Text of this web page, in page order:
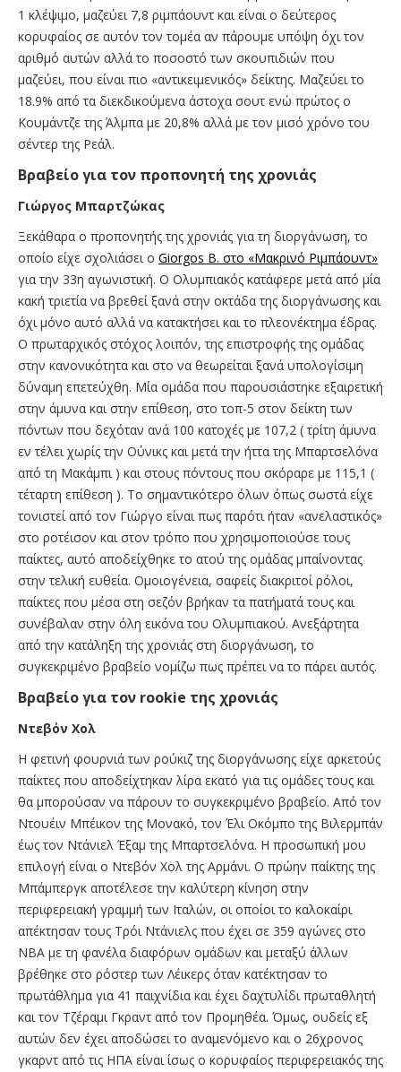
1 κλέψιμο, μαζεύει 7,8 ριμπάουντ και είναι ο δεύτερος
κορυφαίος σε αυτόν τον τομέα αν πάρουμε υπόψη όχι τον
αριθμό αυτών αλλά το ποσοστό των σκουπιδιών που
μαζεύει, που είναι πιο «αντικειμενικός» δείκτης. Μαζεύει το
18.9% από τα διεκδικούμενα άστοχα σουτ ενώ πρώτος ο
Κουμάντζε της Άλμπα με 20,8% αλλά με τον μισό χρόνο του
σέντερ της Ρεάλ.
Βραβείο για τον προπονητή της χρονιάς
Γιώργος Μπαρτζώκας
Ξεκάθαρα ο προπονητής της χρονιάς για τη διοργάνωση, το
οποίο είχε σχολιάσει ο Giorgos B. στο «Μακρινό Ριμπάουντ»
για την 33η αγωνιστική. O Ολυμπιακός κατάφερε μετά από μία
κακή τριετία να βρεθεί ξανά στην οκτάδα της διοργάνωσης και
όχι μόνο αυτό αλλά να κατακτήσει και το πλεονέκτημα έδρας.
Ο πρωταρχικός στόχος λοιπόν, της επιστροφής της ομάδας
στην κανονικότητα και στο να θεωρείται ξανά υπολογίσιμη
δύναμη επετεύχθη. Μία ομάδα που παρουσιάστηκε εξαιρετική
στην άμυνα και στην επίθεση, στο τοπ-5 στον δείκτη των
πόντων που δεχόταν ανά 100 κατοχές με 107,2 ( τρίτη άμυνα
εν τέλει χωρίς την Ούνικς και μετά την ήττα της Μπαρτσελόνα
από τη Μακάμπι ) και στους πόντους που σκόραρε με 115,1 (
τέταρτη επίθεση ). Το σημαντικότερο όλων όπως σωστά είχε
τονιστεί από τον Γιώργο είναι πως παρότι ήταν «ανελαστικός»
στο ροτέισον και στον τρόπο που χρησιμοποιούσε τους
παίκτες, αυτό αποδείχθηκε το ατού της ομάδας μπαίνοντας
στην τελική ευθεία. Ομοιογένεια, σαφείς διακριτοί ρόλοι,
παίκτες που μέσα στη σεζόν βρήκαν τα πατήματά τους και
συνέβαλαν στην όλη εικόνα του Ολυμπιακού. Ανεξάρτητα
από την κατάληξη της χρονιάς στη διοργάνωση, το
συγκεκριμένο βραβείο νομίζω πως πρέπει να το πάρει αυτός.
Βραβείο για τον rookie της χρονιάς
Ντεβόν Χολ
Η φετινή φουρνιά των ρούκιζ της διοργάνωσης είχε αρκετούς
παίκτες που αποδείχτηκαν λίρα εκατό για τις ομάδες τους και
θα μπορούσαν να πάρουν το συγκεκριμένο βραβείο. Από τον
Ντουέιν Μπέικον της Μονακό, τον Έλι Οκόμπο της Βιλερμπάν
έως τον Ντάνιελ Έξαμ της Μπαρτσελόνα. Η προσωπική μου
επιλογή είναι ο Ντεβόν Χολ της Αρμάνι. Ο πρώην παίκτης της
Mπάμπεργκ αποτέλεσε την καλύτερη κίνηση στην
περιφερειακή γραμμή των Ιταλών, οι οποίοι το καλοκαίρι
απέκτησαν τους Τρόι Ντάνιελς που έχει σε 359 αγώνες στο
ΝΒΑ με τη φανέλα διαφόρων ομάδων και μεταξύ άλλων
βρέθηκε στο ρόστερ των Λέικερς όταν κατέκτησαν το
πρωτάθλημα για 41 παιχνίδια και έχει δαχτυλίδι πρωταθλητή
και τον Τζέραμι Γκραντ από τον Προμηθέα. Όμως, ουδείς εξ
αυτών δεν έχει αποδώσει το αναμενόμενο και ο 26χρονος
γκαρντ από τις ΗΠΑ είναι ίσως ο κορυφαίος περιφερειακός της